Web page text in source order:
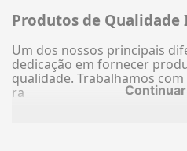
Produtos de
Um dos nossos principais
dedicação em fornecer
qualidade. Trabalhamos
ra